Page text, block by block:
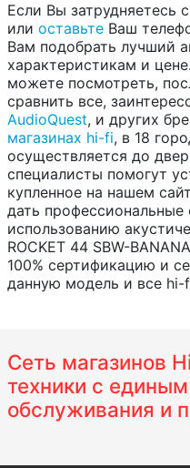
Если Вы затрудняетесь
или оставьте Ваш
Вам подобрать лучший
характеристикам и
можете посмотреть,
сравнить все,
AudioQuest, и других
магазинах hi-fi, в 18
осуществляется до
специалисты помогут
купленное на нашем
дать
использованию
ROCKET 44 SBW-
100% сертификацию и
данную модель и все hi-
Сеть магазинов
техники с
обслуживания и